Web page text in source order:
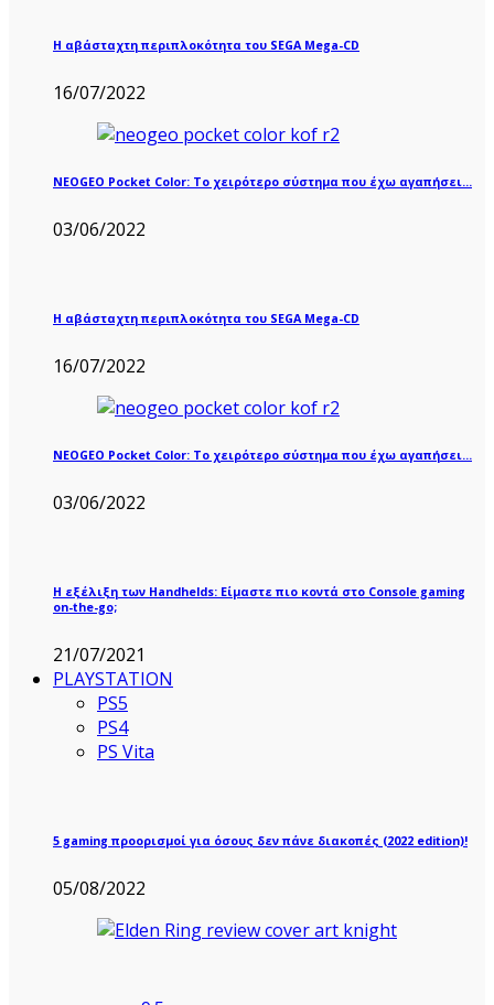
Η αβάσταχτη περιπλοκότητα του SEGA Mega-CD
16/07/2022
NEOGEO Pocket Color: Το χειρότερο σύστημα που έχω αγαπήσει…
03/06/2022
Η αβάσταχτη περιπλοκότητα του SEGA Mega-CD
16/07/2022
NEOGEO Pocket Color: Το χειρότερο σύστημα που έχω αγαπήσει…
03/06/2022
Η εξέλιξη των Handhelds: Είμαστε πιο κοντά στο Console gaming
on-the-go;
21/07/2021
PLAYSTATION
PS5
PS4
PS Vita
5 gaming προορισμοί για όσους δεν πάνε διακοπές (2022 edition)!
05/08/2022